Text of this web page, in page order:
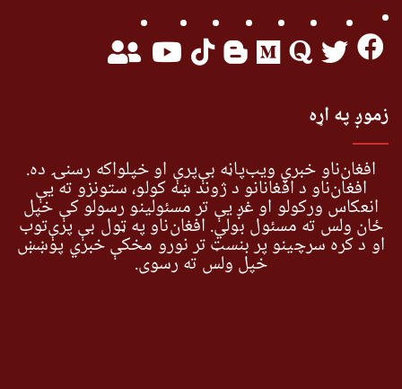
زموږ په اړه
افغان‌ناو خبري ویب‌پاڼه بې‌پرې او خپلواکه رسنۍ ده.
افغان‌ناو د افغانانو د ژوند ښه کولو، ستونزو ته یې
انعکاس ورکولو او غږ یې تر مسئولینو رسولو کې خپل
ځان ولس ته مسئول بولي. افغان‌ناو په ټول بې پرې‌توب
او د کره سرچینو پر بنسټ تر نورو مخکې خبري پوښښ
خپل ولس ته رسوي.